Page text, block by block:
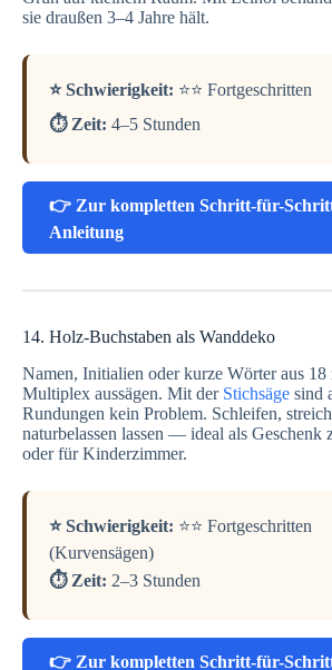
sie draußen 3–4 Jahre hält.
⭐ Schwierigkeit: ⭐⭐ Fortgeschritten
⏱️ Zeit: 4–5 Stunden
👉 Zur kompletten Schritt-für-
Anleitung
14. Holz-Buchstaben als Wanddeko
Namen, Initialien oder kurze Wörter aus 18
Multiplex aussägen. Mit der Stichsäge sind
Rundungen kein Problem. Schleifen,
naturbelassen lassen — ideal als Geschenk
oder für Kinderzimmer.
⭐ Schwierigkeit: ⭐⭐ Fortgeschritten
(Kurvensägen)
⏱️ Zeit: 2–3 Stunden
👉 Zur kompletten Schritt-für-